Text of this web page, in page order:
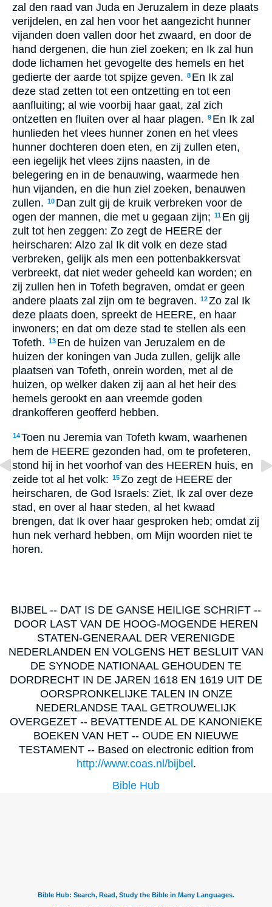
zal den raad van Juda en Jeruzalem in deze plaats
verijdelen, en zal hen voor het aangezicht hunner
vijanden doen vallen door het zwaard, en door de
hand dergenen, die hun ziel zoeken; en Ik zal hun
dode lichamen het gevogelte des hemels en het
gedierte der aarde tot spijze geven. 8 En Ik zal
deze stad zetten tot een ontzetting en tot een
aanfluiting; al wie voorbij haar gaat, zal zich
ontzetten en fluiten over al haar plagen. 9 En Ik zal
hunlieden het vlees hunner zonen en het vlees
hunner dochteren doen eten, en zij zullen eten,
een iegelijk het vlees zijns naasten, in de
belegering en in de benauwing, waarmede hen
hun vijanden, en die hun ziel zoeken, benauwen
zullen. 10 Dan zult gij de kruik verbreken voor de
ogen der mannen, die met u gegaan zijn; 11 En gij
zult tot hen zeggen: Zo zegt de HEERE der
heirscharen: Alzo zal Ik dit volk en deze stad
verbreken, gelijk als men een pottenbakkersvat
verbreekt, dat niet weder geheeld kan worden; en
zij zullen hen in Tofeth begraven, omdat er geen
andere plaats zal zijn om te begraven. 12Zo zal Ik
deze plaats doen, spreekt de HEERE, en haar
inwoners; en dat om deze stad te stellen als een
Tofeth. 13 En de huizen van Jeruzalem en de
huizen der koningen van Juda zullen, gelijk alle
plaatsen van Tofeth, onrein worden, met al de
huizen, op welker daken zij aan al het heir des
hemels gerookt en aan vreemde goden
drankofferen geofferd hebben.
14Toen nu Jeremia van Tofeth kwam, waarhenen
hem de HEERE gezonden had, om te profeteren,
stond hij in het voorhof van des HEEREN huis, en
zeide tot al het volk: 15Zo zegt de HEERE der
heirscharen, de God Israels: Ziet, Ik zal over deze
stad, en over al haar steden, al het kwaad
brengen, dat Ik over haar gesproken heb; omdat zij
hun nek verhard hebben, om Mijn woorden niet te
horen.
BIJBEL -- DAT IS DE GANSE HEILIGE SCHRIFT --
DOOR LAST VAN DE HOOG-MOGENDE HEREN
STATEN-GENERAAL DER VERENIGDE
NEDERLANDEN EN VOLGENS HET BESLUIT VAN
DE SYNODE NATIONAAL GEHOUDEN TE
DORDRECHT IN DE JAREN 1618 EN 1619 UIT DE
OORSPRONKELIJKE TALEN IN ONZE
NEDERLANDSE TAAL GETROUWELIJK
OVERGEZET -- BEVATTENDE AL DE KANONIEKE
BOEKEN VAN HET -- OUDE EN NIEUWE
TESTAMENT -- Based on electronic edition from
http://www.coas.nl/bijbel .
Bible Hub